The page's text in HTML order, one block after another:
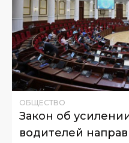
ОБЩЕСТВО
Закон об
водителей